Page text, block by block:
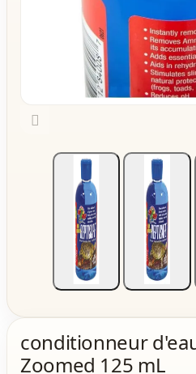

conditionneur
Zoomed 125 mL